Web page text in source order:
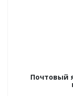
Почтовый